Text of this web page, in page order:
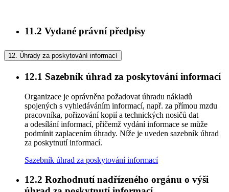
11.2 Vydané právní předpisy
12. Úhrady za poskytování informací
12.1 Sazebník úhrad za poskytování informací
Organizace je oprávněna požadovat úhradu nákladů
spojených s vyhledáváním informací, např. za přímou mzdu
pracovníka, pořizování kopií a technických nosičů dat
a odesílání informací, přičemž vydání informace se může
podmínit zaplacením úhrady. Níže je uveden sazebník úhrad
za poskytnutí informací.
Sazebník úhrad za poskytování informací
12.2 Rozhodnutí nadřízeného orgánu o výši